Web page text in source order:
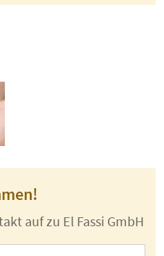
auf zu El Fassi GmbH